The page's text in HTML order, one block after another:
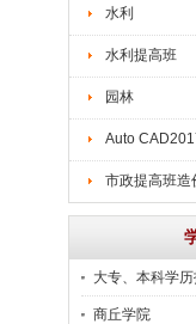
水利
水利提高班
园林
Auto
市政提高班造
大专、本科学
商丘学院